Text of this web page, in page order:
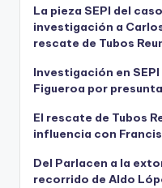
La pieza SEPI del
investigación a
rescate de Tubos
Investigación en
Figueroa por
El rescate de Tubos
influencia con
Del Parlacen a la
recorrido de Aldo